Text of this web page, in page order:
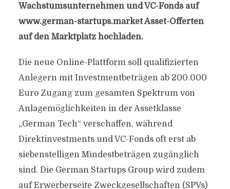
Wachstumsunternehmen und VC-Fonds auf
www.german-startups.market Asset-Offerten
auf den Marktplatz hochladen.
Die neue Online-Plattform soll qualifizierten
Anlegern mit Investmentbeträgen ab 200.000
Euro Zugang zum gesamten Spektrum von
Anlagemöglichkeiten in der Assetklasse
„German Tech“ verschaffen, während
Direktinvestments und VC-Fonds oft erst ab
siebenstelligen Mindestbeträgen zugänglich
sind. Die German Startups Group wird zudem
auf Erwerberseite Zweckgesellschaften (SPVs)